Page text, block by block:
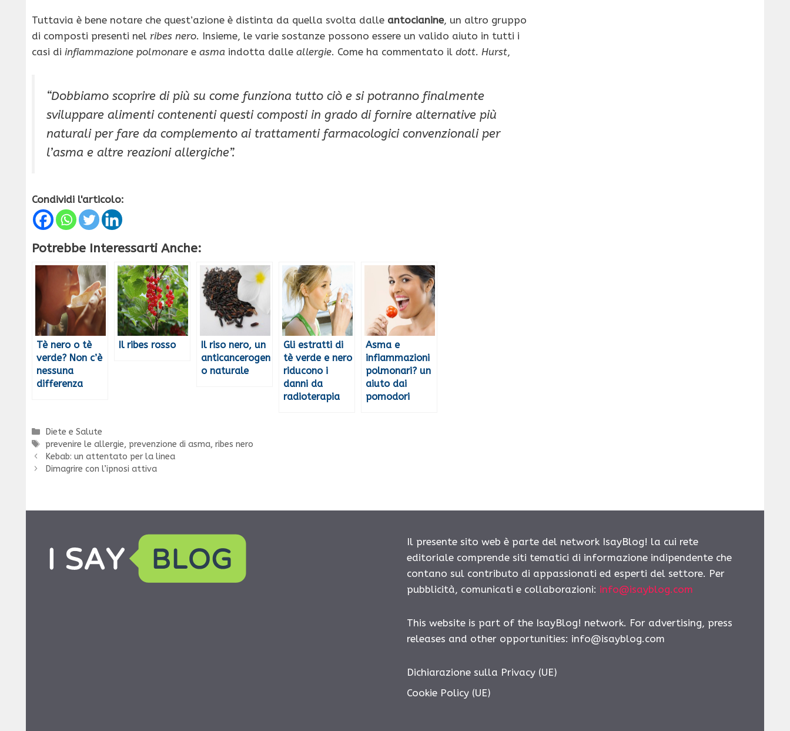
Tuttavia è bene notare che quest’azione è distinta da quella svolta dalle antocianine, un altro gruppo
di composti presenti nel ribes nero. Insieme, le varie sostanze possono essere un valido aiuto in tutti i
casi di infiammazione polmonare e asma indotta dalle allergie. Come ha commentato il dott. Hurst,
“Dobbiamo scoprire di più su come funziona tutto ciò e si potranno finalmente
sviluppare alimenti contenenti questi composti in grado di fornire alternative più
naturali per fare da complemento ai trattamenti farmacologici convenzionali per
l’asma e altre reazioni allergiche”.
Condividi l'articolo:
Potrebbe Interessarti Anche:
Tè nero o tè
verde? Non c’è
nessuna
differenza
Il ribes rosso
Il riso nero, un
anticancerogen
o naturale
Gli estratti di
tè verde e nero
riducono i
danni da
radioterapia
Asma e
infiammazioni
polmonari? un
aiuto dai
pomodori
Categorie
Diete e Salute
Tag
prevenire le allergie, prevenzione di asma,ribes nero
Kebab: un attentato per la linea
Dimagrire con l’ipnosi attiva
Il presente sito web è parte del network IsayBlog! la cui rete
editoriale comprende siti tematici di informazione indipendente che
contano sul contributo di appassionati ed esperti del settore. Per
pubblicità, comunicati e collaborazioni: info@isayblog.com
This website is part of the IsayBlog! network. For advertising, press
releases and other opportunities: info@isayblog.com
Dichiarazione sulla Privacy (UE)
Cookie Policy (UE)